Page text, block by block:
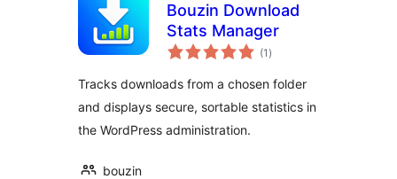
Bouzin Download
Stats Manager
(1 tổng
đánh
)
Tracks downloads from a chosen folder
and displays secure, sortable statistics in
the WordPress administration.
bouzin